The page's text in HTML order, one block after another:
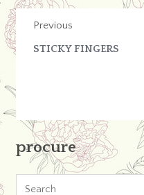
Previous
STICKY FINGERS
procure